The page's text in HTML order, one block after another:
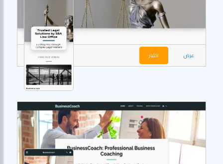
عرض اختيار